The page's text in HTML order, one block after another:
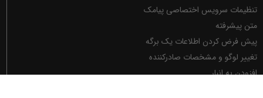
تنظیمات سرویس اختصاصی پیامک
متن پیشرفته
پیش فرض کردن اطلاعات یک برگه
تغییر لوگو و مشخصات صادرکننده
افزودن به انبار